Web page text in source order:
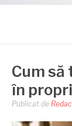
Cum să
în
Publicat de